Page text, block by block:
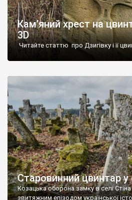
Кам’яний хрест на
3D
Читайте статтю про Дзигівку і її
Старовинний цвинтар у
Козацька оборона замку в селі
звитяжним епізодом української